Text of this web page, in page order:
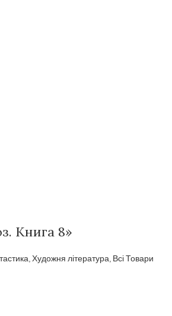
Книга 8»
,Художня література, Всі Товари